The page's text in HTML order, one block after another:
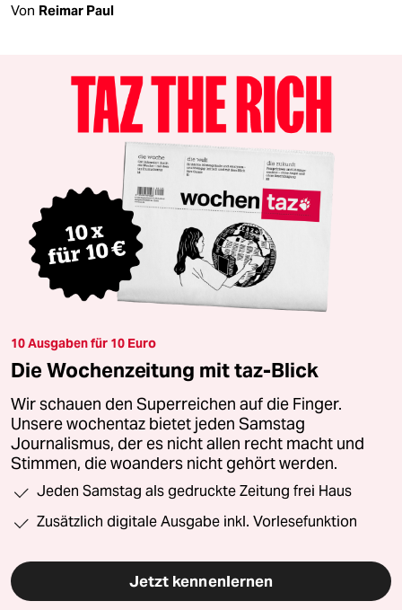
Von Reimar Paul
10 Ausgaben für 10 Euro
Die Wochenzeitung mit taz-Blick
Wir schauen den Superreichen auf die Finger.
Unsere wochentaz bietet jeden Samstag
Journalismus, der es nicht allen recht macht und
Stimmen, die woanders nicht gehört werden.
Jeden Samstag als gedruckte Zeitung frei Haus
Zusätzlich digitale Ausgabe inkl. Vorlesefunktion
Jetzt kennenlernen